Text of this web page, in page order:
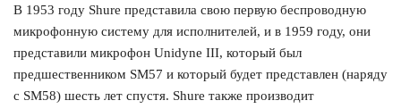
В 1953 году Shure представила свою первую беспроводную
микрофонную систему для исполнителей, и в 1959 году, они
представили микрофон Unidyne III, который был
предшественником SM57 и который будет представлен (наряду
с SM58) шесть лет спустя. Shure также производит